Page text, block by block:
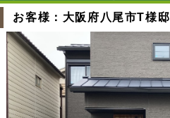
お客様：大阪府八尾市T様邸